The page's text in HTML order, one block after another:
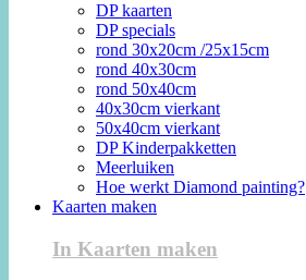
DP kaarten
DP specials
rond 30x20cm /25x15cm
rond 40x30cm
rond 50x40cm
40x30cm vierkant
50x40cm vierkant
DP Kinderpakketten
Meerluiken
Hoe werkt Diamond painting?
Kaarten maken
In Kaarten maken